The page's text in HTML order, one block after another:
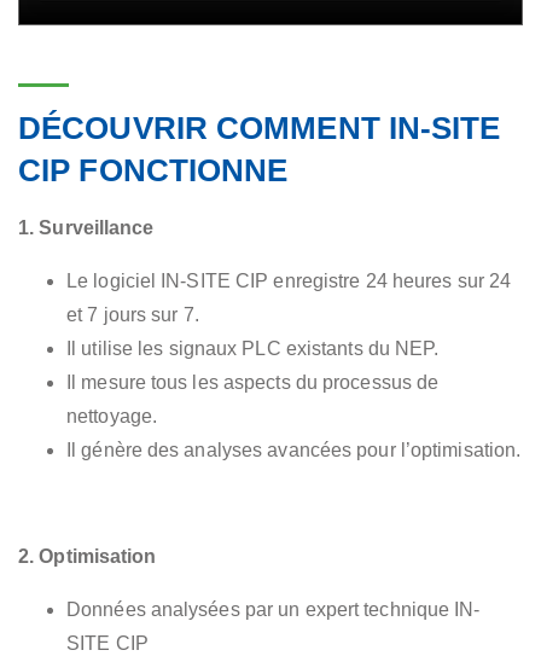
DÉCOUVRIR COMMENT IN-SITE
CIP FONCTIONNE
1. Surveillance
Le logiciel IN-SITE CIP enregistre 24 heures sur 24
et 7 jours sur 7.
Il utilise les signaux PLC existants du NEP.
Il mesure tous les aspects du processus de
nettoyage.
Il génère des analyses avancées pour l’optimisation.
2. Optimisation
Données analysées par un expert technique IN-
SITE CIP